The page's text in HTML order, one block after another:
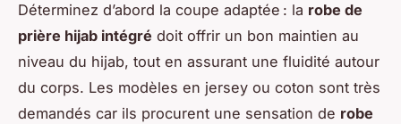
Déterminez d’abord la coupe adaptée : la robe de
prière hijab intégré doit offrir un bon maintien au
niveau du hijab, tout en assurant une fluidité autour
du corps. Les modèles en jersey ou coton sont très
demandés car ils procurent une sensation de robe